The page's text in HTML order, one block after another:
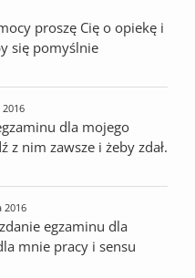
proszę Cię o opiekę i
się pomyślnie
dla mojego
z nim zawsze i żeby zdał.
2016
egzaminu dla
mnie pracy i sensu